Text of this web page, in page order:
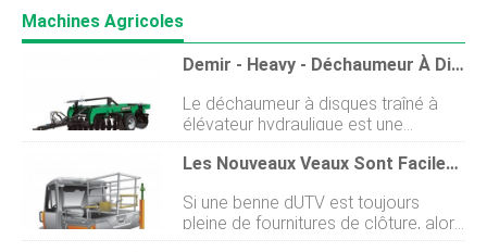
Machines Agricoles
Demir - Heavy - Déchaumeur À Disques Traîné
Le déchaumeur à disques traîné à
élévateur hydraulique est une
machine utilisée pour hacher les
résidus végétaux tels que le maïs,
champ directement pour la
plantation par traitement sans herse
Les Nouveaux Veaux Sont Faciles À Charger
Si une benne dUTV est toujours
pleine de fournitures de clôture, alors
il est difficile de ramener un veau